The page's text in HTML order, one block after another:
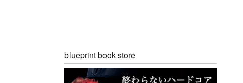
blueprint book store